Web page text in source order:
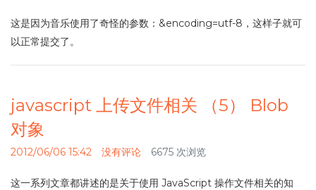
这是因为音乐使用了奇怪的参数：&encoding=utf-8，这样子就可
以正常提交了。
javascript 上传文件相关 （5） Blob
对象
2012/06/06 15:42 没有评论 6675 次浏览
这一系列文章都讲述的是关于使用 JavaScript 操作文件相关的知